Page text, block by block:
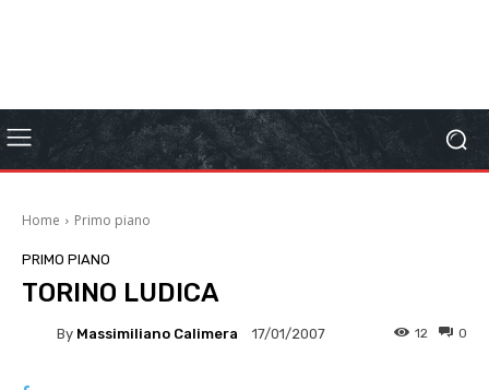
Home Primo piano
PRIMO PIANO
TORINO LUDICA
By Massimiliano Calimera 17/01/2007 0
12